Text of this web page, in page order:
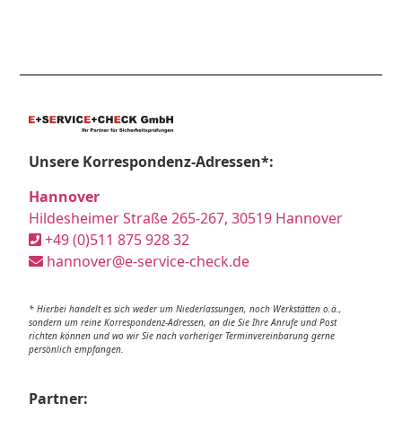
Unsere Korrespondenz-Adressen*:
Hannover
Hildesheimer Straße 265-267, 30519 Hannover
+49 (0)511 875 928 32
hannover@e-service-check.de
* Hierbei handelt es sich weder um Niederlassungen, noch Werkstätten o.ä.,
sondern um reine Korrespondenz-Adressen, an die Sie Ihre Anrufe und Post
richten können und wo wir Sie nach vorheriger Terminvereinbarung gerne
persönlich empfangen.
Partner: